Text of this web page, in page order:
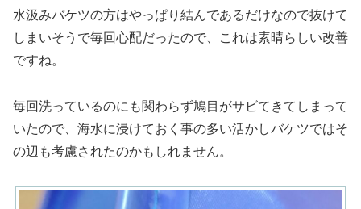
水汲みバケツの方はやっぱり結んであるだけなので抜けて
しまいそうで毎回心配だったので、これは素晴らしい改善
ですね。
毎回洗っているのにも関わらず鳩目がサビてきてしまって
いたので、海水に浸けておく事の多い活かしバケツではそ
の辺も考慮されたのかもしれません。